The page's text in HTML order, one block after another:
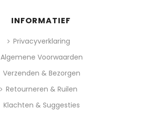
INFORMATIEF
Privacyverklaring
Algemene Voorwaarden
Verzenden & Bezorgen
Retourneren & Ruilen
Klachten & Suggesties